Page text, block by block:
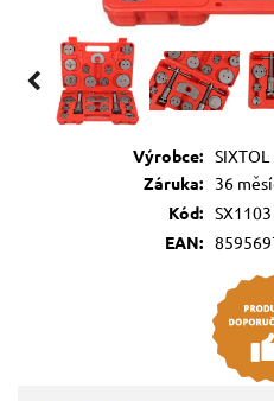
Výrobce: SIXTOL
Záruka:
36
Kód: SX1103
EAN: